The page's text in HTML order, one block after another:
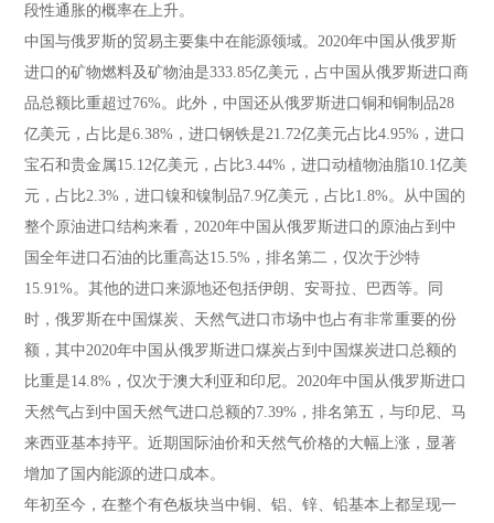
段性通胀的概率在上升。
中国与俄罗斯的贸易主要集中在能源领域。2020年中国从俄罗斯
进口的矿物燃料及矿物油是333.85亿美元，占中国从俄罗斯进口商
品总额比重超过76%。此外，中国还从俄罗斯进口铜和铜制品28
亿美元，占比是6.38%，进口钢铁是21.72亿美元占比4.95%，进口
宝石和贵金属15.12亿美元，占比3.44%，进口动植物油脂10.1亿美
元，占比2.3%，进口镍和镍制品7.9亿美元，占比1.8%。从中国的
整个原油进口结构来看，2020年中国从俄罗斯进口的原油占到中
国全年进口石油的比重高达15.5%，排名第二，仅次于沙特
15.91%。其他的进口来源地还包括伊朗、安哥拉、巴西等。同
时，俄罗斯在中国煤炭、天然气进口市场中也占有非常重要的份
额，其中2020年中国从俄罗斯进口煤炭占到中国煤炭进口总额的
比重是14.8%，仅次于澳大利亚和印尼。2020年中国从俄罗斯进口
天然气占到中国天然气进口总额的7.39%，排名第五，与印尼、马
来西亚基本持平。近期国际油价和天然气价格的大幅上涨，显著
增加了国内能源的进口成本。
年初至今，在整个有色板块当中铜、铝、锌、铅基本上都呈现一